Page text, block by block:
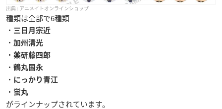
アニメイトオンラインショップ
種類は全部で6種類
・ 三日月宗近
・ 加州清光
・ 薬研藤四郎
・ 鶴丸国永
・ にっかり青江
・ 蛍丸
がラインナップされています。